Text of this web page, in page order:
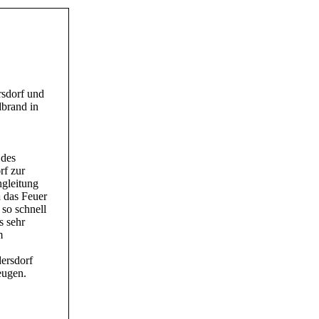
und
in
zur
Feuer
schnell
sehr